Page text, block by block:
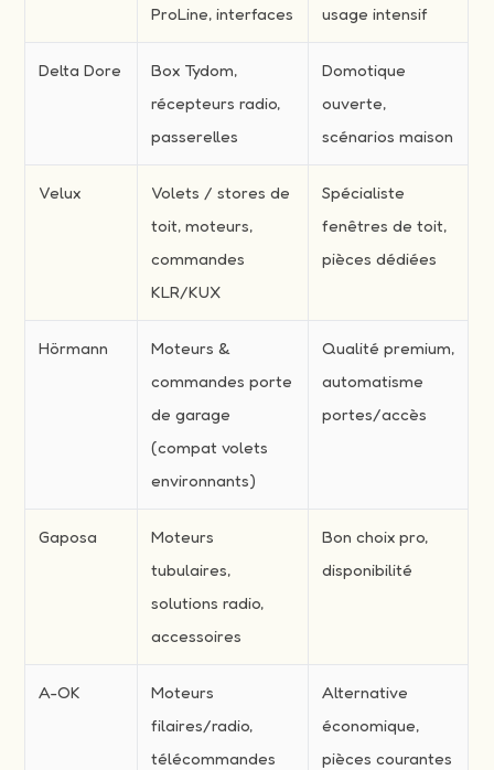
ProLine, interfaces
usage intensif
Delta Dore
Box Tydom,
récepteurs radio,
passerelles
Domotique
ouverte,
scénarios maison
Velux
Volets / stores de
toit, moteurs,
commandes
KLR/KUX
Spécialiste
fenêtres de toit,
pièces dédiées
Hörmann
Moteurs &
commandes porte
de garage
(compat volets
environnants)
Qualité premium,
automatisme
portes/accès
Gaposa
Moteurs
tubulaires,
solutions radio,
accessoires
Bon choix pro,
disponibilité
A-OK
Moteurs
filaires/radio,
télécommandes
Alternative
économique,
pièces courantes